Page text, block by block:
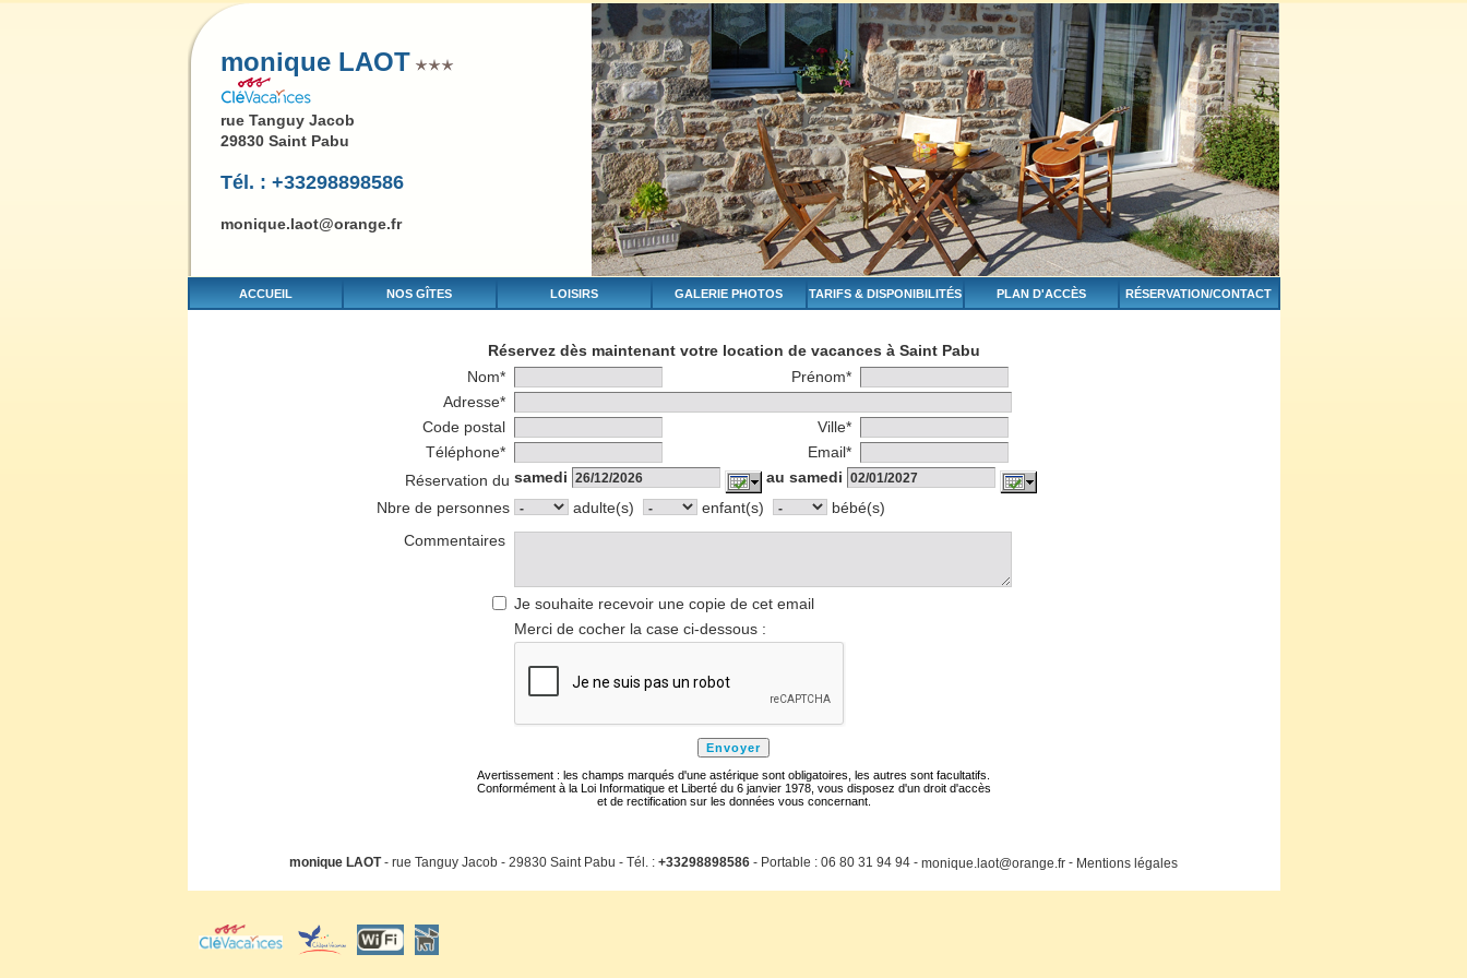
monique LAOT
rue Tanguy Jacob
29830 Saint Pabu
Tél. : +33298898586
monique.laot@orange.fr
ACCUEIL NOS GÎTES LOISIRS GALERIE PHOTOS TARIFS & DISPONIBILITÉS PLAN D'ACCÈS RÉSERVATION/CONTACT
Réservez dès maintenant votre location de vacances à Saint Pabu
Nom*
Prénom*
Adresse*
Code postal
Ville*
Téléphone*
Email*
Réservation du samedi
au samedi
Nbre de personnes
adulte(s) enfant(s)
bébé(s)
Commentaires
Je souhaite recevoir une copie de cet email
Merci de cocher la case ci-dessous :
Avertissement : les champs marqués d'une astérique sont obligatoires, les autres sont facultatifs.
Conformément à la Loi Informatique et Liberté du 6 janvier 1978, vous disposez d'un droit d'accès
et de rectification sur les données vous concernant.
monique LAOT- rue Tanguy Jacob - 29830 Saint Pabu - Tél. : +33298898586 - Portable : 06 80 31 94 94 - monique.laot@orange.fr - Mentions légales